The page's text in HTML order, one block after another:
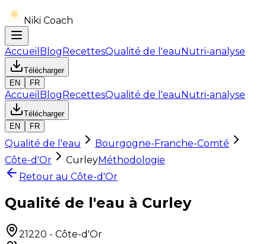
Niki Coach
Accueil BlogRecettesQualité de l'eauNutri-analyse
Télécharger
EN
FR
Accueil BlogRecettesQualité de l'eauNutri-analyse
Télécharger
EN
FR
Qualité de l'eau
Bourgogne-Franche-Comté
Côte-d'Or
CurleyMéthodologie
Retour au Côte-d'Or
Qualité de l'eau à Curley
21220 - Côte-d'Or